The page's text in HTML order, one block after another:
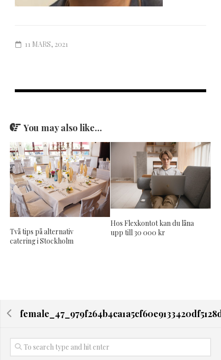
11 MARS, 2021
You may also like...
Två tips på alternativ
catering i Stockholm
Hos Flexkontot kan du låna
upp till 30 000 kr